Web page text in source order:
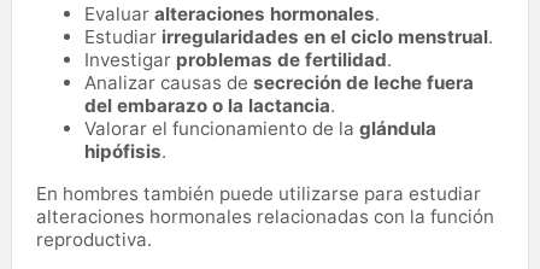
Evaluar alteraciones hormonales.
Estudiar irregularidades en el ciclo menstrual.
Investigar problemas de fertilidad.
Analizar causas de secreción de leche fuera
del embarazo o la lactancia.
Valorar el funcionamiento de la glándula
hipófisis.
En hombres también puede utilizarse para estudiar
alteraciones hormonales relacionadas con la función
reproductiva.